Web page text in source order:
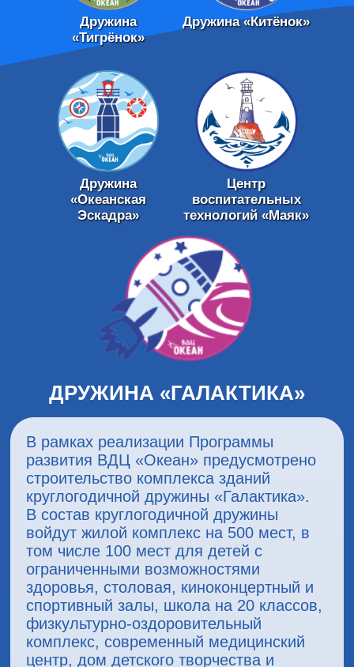
Дружина
«Тигрёнок»
Дружина «Китёнок»
Дружина
«Океанская
Эскадра»
Центр
воспитательных
технологий «Маяк»
ДРУЖИНА «ГАЛАКТИКА»
В рамках реализации Программы
развития ВДЦ «Океан» предусмотрено
строительство комплекса зданий
круглогодичной дружины «Галактика».
В состав круглогодичной дружины
войдут жилой комплекс на 500 мест, в
том числе 100 мест для детей с
ограниченными возможностями
здоровья, столовая, киноконцертный и
спортивный залы, школа на 20 классов,
физкультурно-оздоровительный
комплекс, современный медицинский
центр, дом детского творчества и